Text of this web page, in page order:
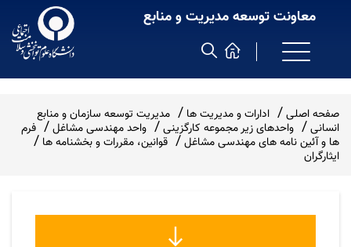
معاونت توسعه مدیریت و منابع
صفحه اصلی ادارات و مدیریت ها
مدیریت توسعه سازمان و منابع
انسانی
واحدهای زیر مجموعه کارگزینی واحد مهندسی مشاغل
فرم
ها و آئین نامه های مهندسی مشاغل
قوانین، مقررات و بخشنامه ها
ایثارگران